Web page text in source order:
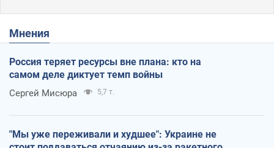
Мнения
Россия теряет ресурсы вне плана: кто на
самом деле диктует темп войны
Сергей Мисюра 5,7 т.
"Мы уже переживали и худшее": Украине не